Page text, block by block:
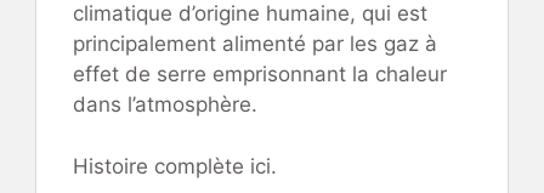
climatique d’origine humaine, qui est
principalement alimenté par les gaz à
effet de serre emprisonnant la chaleur
dans l’atmosphère.
Histoire complète ici.